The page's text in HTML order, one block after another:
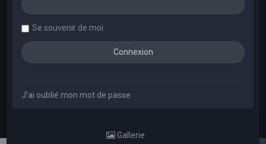
Se souvenir de moi
J’ai oublié mon mot de passe
Gallerie